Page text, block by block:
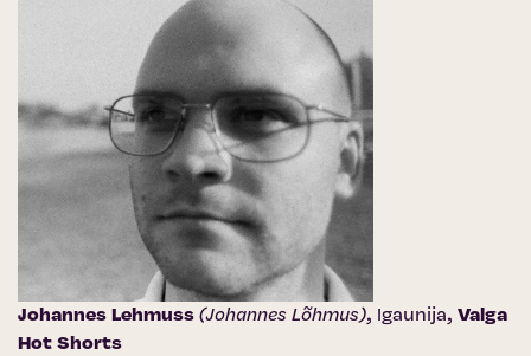
Johannes Lehmuss (Johannes Lõhmus), Igaunija, Valga
Hot Shorts